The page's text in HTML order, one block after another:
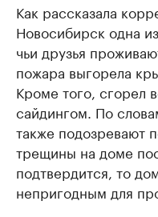
Как рассказала
Новосибирск одна
чьи друзья
пожара выгорела
Кроме того, сгорел
сайдингом. По
также подозревают
трещины на доме
подтвердится, то
непригодным для